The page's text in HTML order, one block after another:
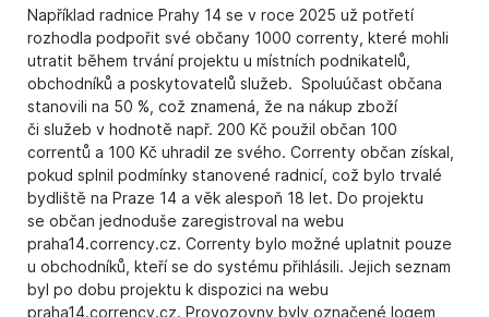
Například radnice Prahy 14 se v roce 2025 už potřetí
rozhodla podpořit své občany 1000 correnty, které mohli
utratit během trvání projektu u místních podnikatelů,
obchodníků a poskytovatelů služeb. Spoluúčast občana
stanovili na 50 %, což znamená, že na nákup zboží
či služeb v hodnotě např. 200 Kč použil občan 100
correntů a 100 Kč uhradil ze svého. Correnty občan získal,
pokud splnil podmínky stanovené radnicí, což bylo trvalé
bydliště na Praze 14 a věk alespoň 18 let. Do projektu
se občan jednoduše zaregistroval na webu
praha14.corrency.cz. Correnty bylo možné uplatnit pouze
u obchodníků, kteří se do systému přihlásili. Jejich seznam
byl po dobu projektu k dispozici na webu
praha14.corrency.cz. Provozovny byly označené logem